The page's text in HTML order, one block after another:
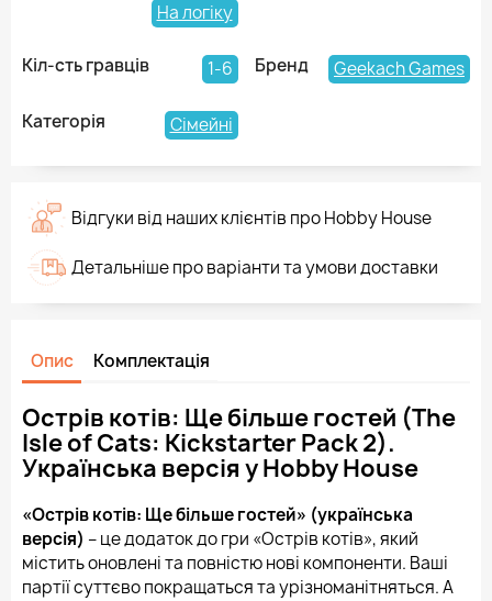
На логіку
Кіл-сть гравців 1-6 Бренд Geekach Games
Категорія Сімейні
Відгуки від наших клієнтів про Hobby House
Детальніше про варіанти та умови доставки
Опис Комплектація
Острів котів: Ще більше гостей (The
Isle of Cats: Kickstarter Pack 2).
Українська версія у Hobby House
«Острів котів: Ще більше гостей» (українська
версія) – це додаток до гри «Острів котів», який
містить оновлені та повністю нові компоненти. Ваші
партії суттєво покращаться та урізноманітняться. А